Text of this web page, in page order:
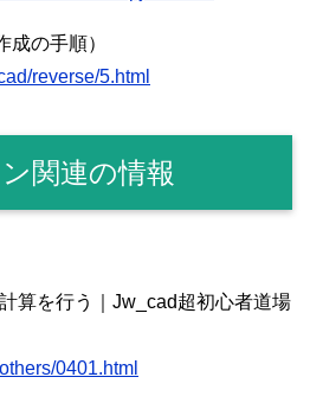
の手順）
reverse/5.html
関連の情報
算を行う｜Jw_cad超初心者道場
0401.html